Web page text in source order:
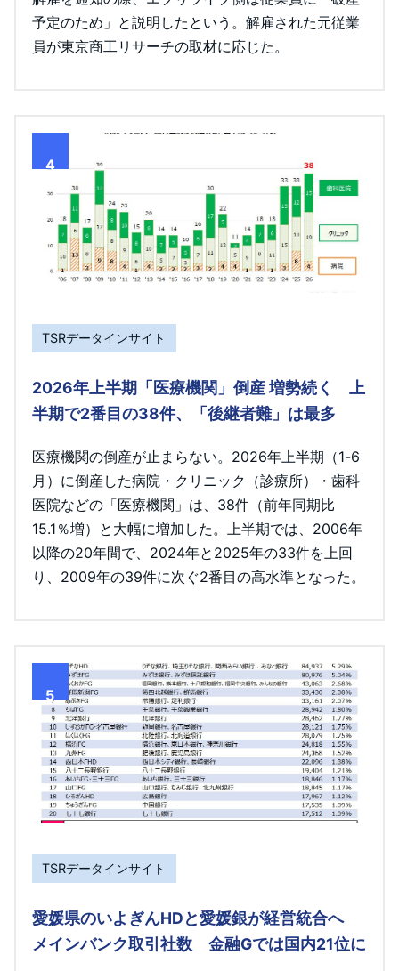
予定のため」と説明したという。解雇された元従業
員が東京商工リサーチの取材に応じた。
4
TSRデータインサイト
2026年上半期「医療機関」倒産 増勢続く 上
半期で2番目の38件、「後継者難」は最多
医療機関の倒産が止まらない。2026年上半期（1-6
月）に倒産した病院・クリニック（診療所）・歯科
医院などの「医療機関」は、38件（前年同期比
15.1％増）と大幅に増加した。上半期では、2006年
以降の20年間で、2024年と2025年の33件を上回
り、2009年の39件に次ぐ2番目の高水準となった。
5
TSRデータインサイト
愛媛県のいよぎんHDと愛媛銀が経営統合へ
メインバンク取引社数 金融Gでは国内21位に